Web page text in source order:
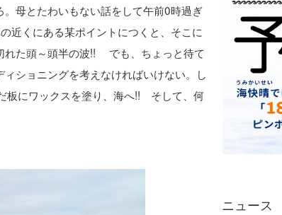
母とたわいもない話をして午前0時過ぎ
近くにある某ポイントにつくと、そこに
れた頭～頭半の波!! でも、ちょっと待て
ショニングを考えなければいけない。し
板にワックスを塗り、海へ!! そして、何
ニュース